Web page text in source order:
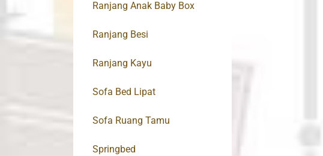
Ranjang Anak Baby Box
Ranjang Besi
Ranjang Kayu
Sofa Bed Lipat
Sofa Ruang Tamu
Springbed